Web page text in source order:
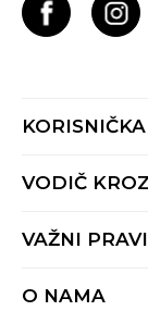
Provjeri status
Radno vrijeme
VODIČ
Načini isporuke
Reklamacije
VAŽNI
O NAMA